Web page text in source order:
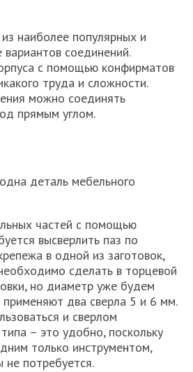
наиболее популярных и
соединений.
с помощью конфирматов
труда и сложности.
можно соединять
прямым углом.
деталь мебельного
частей с помощью
высверлить паз по
в одной из заготовок,
сделать в торцевой
но диаметр уже будем
два сверла 5 и 6 мм.
и сверлом
– это удобно, поскольку
только инструментом,
не потребуется.